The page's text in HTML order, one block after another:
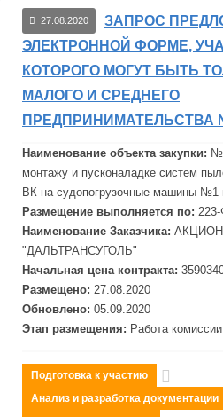
27.08.2020
ЗАПРОС
ЭЛЕКТРОННОЙ ФОРМЕ,
КОТОРОГО МОГУТ БЫТЬ
МАЛОГО И СРЕДНЕГО
ПРЕДПРИНИМАТЕЛЬСТВА
Наименование объекта закупки: №
монтажу и пусконаладке систем
ВК на судопогрузочные машины
Размещение выполняется по:
Наименование Заказчика:
"ДАЛЬТРАНСУГОЛЬ"
Начальная цена контракта:
Размещено: 27.08.2020
Обновлено: 05.09.2020
Этап размещения: Работа комиссии
Подготовка к участию
Анализ и разработка документации